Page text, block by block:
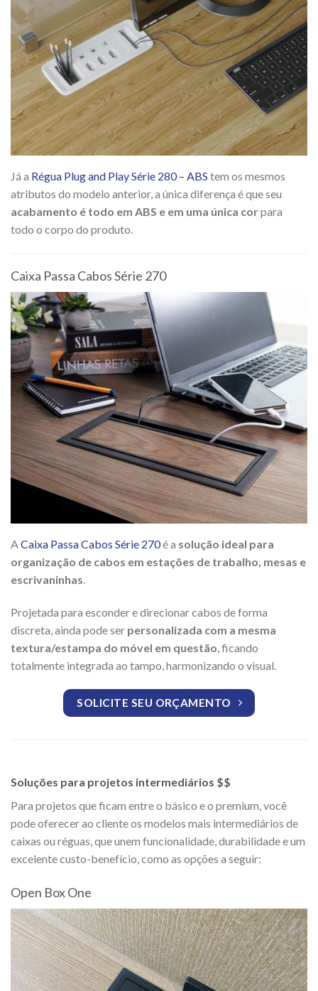
Já a Régua Plug and Play Série 280 – ABS tem os mesmos
atributos do modelo anterior, a única diferença é que seu
acabamento é todo em ABS e em uma única corpara
todo o corpo do produto.
Caixa Passa Cabos Série 270
ACaixa Passa Cabos Série 270é a solução ideal para
organização de cabos em estações de trabalho, mesas e
escrivaninhas.
Projetada para esconder e direcionar cabos de forma
discreta, ainda pode ser personalizada com a mesma
textura/estampa do móvel em questão, ficando
totalmente integrada ao tampo, harmonizando o visual.
SOLICITE SEU ORÇAMENTO
Soluções para projetos intermediários $$
Para projetos que ficam entre o básico e o premium, você
pode oferecer ao cliente os modelos mais intermediários de
caixas ou réguas, que unem funcionalidade, durabilidade e um
excelente custo-benefício, como as opções a seguir:
Open Box One